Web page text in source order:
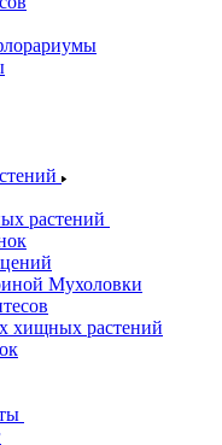
растений
Мухоловки
хищных растений